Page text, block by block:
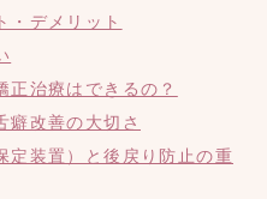
・デメリット
正治療はできるの？
癖改善の大切さ
定装置）と後戻り防止の重